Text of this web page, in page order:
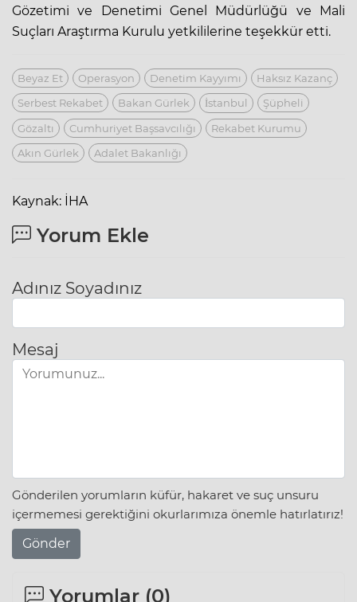
Gözetimi ve Denetimi Genel Müdürlüğü ve Mali
Suçları Araştırma Kurulu yetkililerine teşekkür etti.
Beyaz Et Operasyon Denetim Kayyımı
Haksız Kazanç
Serbest Rekabet
Bakan Gürlek İstanbul
Şüpheli
Gözaltı
Cumhuriyet Başsavcılığı
Rekabet Kurumu
Akın Gürlek
Adalet Bakanlığı
Kaynak: İHA
Yorum Ekle
Adınız Soyadınız
Mesaj
Gönderilen yorumların küfür, hakaret ve suç unsuru
içermemesi gerektiğini okurlarımıza önemle hatırlatırız!
Gönder
Yorumlar (0)